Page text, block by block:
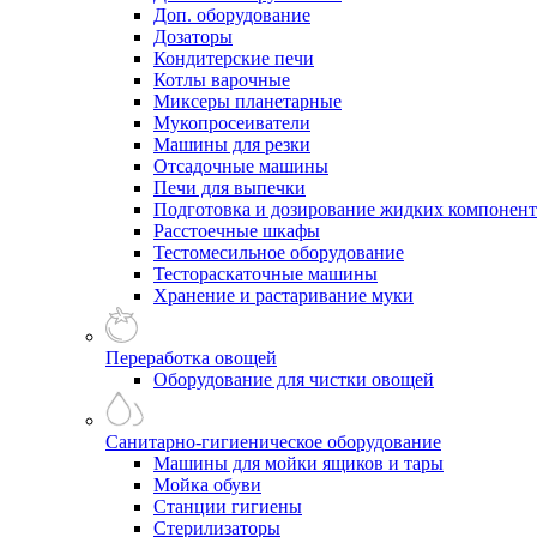
Доп. оборудование
Дозаторы
Кондитерские печи
Котлы варочные
Миксеры планетарные
Мукопросеиватели
Машины для резки
Отсадочные машины
Печи для выпечки
Подготовка и дозирование жидких
Расстоечные шкафы
Тестомесильное оборудование
Тестораскаточные машины
Хранение и растаривание муки
Переработка овощей
Оборудование для чистки овощей
Санитарно-гигиеническое оборудование
Машины для мойки ящиков и тары
Мойка обуви
Станции гигиены
Стерилизаторы